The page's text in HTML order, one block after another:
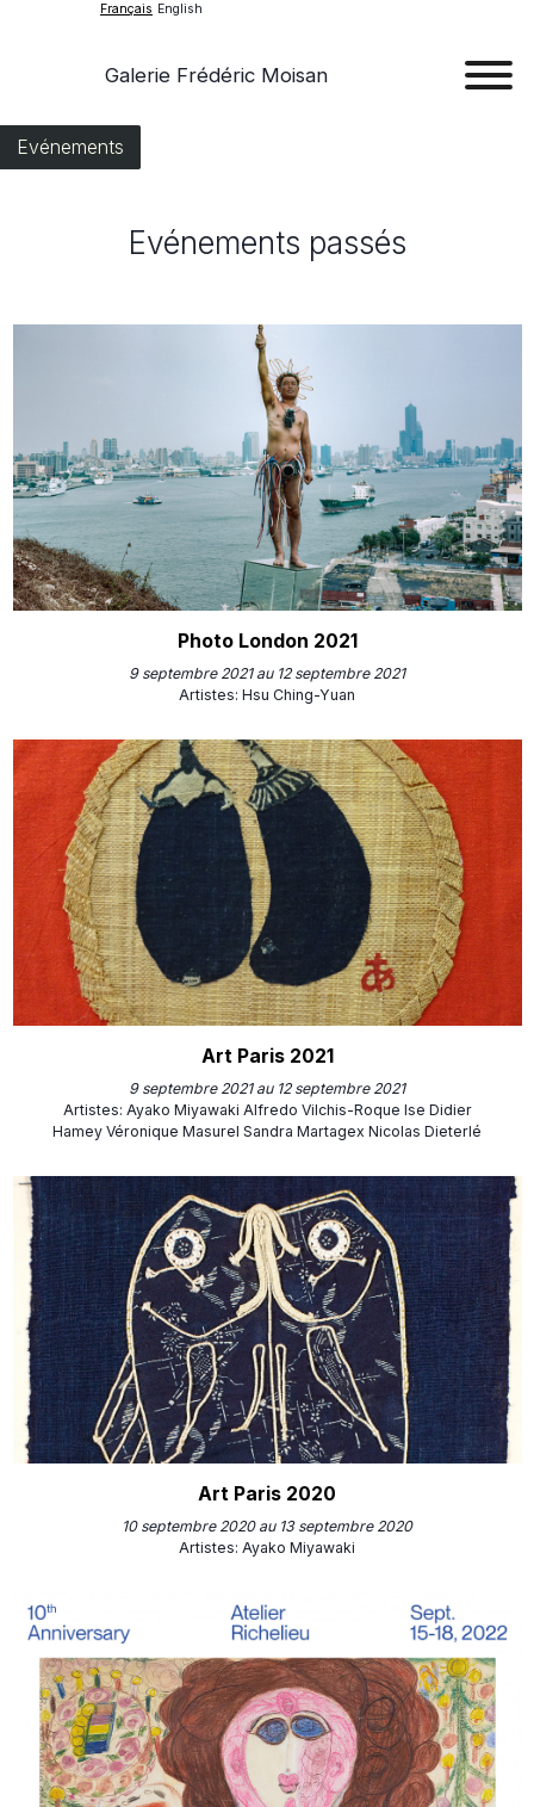
Français English
Galerie Frédéric Moisan
Evénements
Evénements passés
Photo London 2021
9 septembre 2021 au 12 septembre 2021
Artistes: Hsu Ching-Yuan
Art Paris 2021
9 septembre 2021 au 12 septembre 2021
Artistes: Ayako Miyawaki Alfredo Vilchis-Roque Ise Didier
Hamey Véronique Masurel Sandra Martagex Nicolas Dieterlé
Art Paris 2020
10 septembre 2020 au 13 septembre 2020
Artistes: Ayako Miyawaki